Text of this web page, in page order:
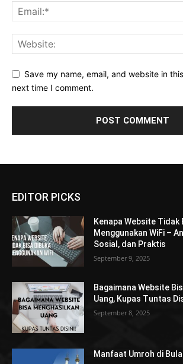
Save my name, email, and website in
next time I comment.
EDITOR PICKS
Kenapa Website Tidak
Menggunakan WiFi –
Sosial, dan Praktis
September 9, 2025
Bagaimana Website
Uang, Kupas Tuntas
September 8, 2025
Manfaat Umroh di